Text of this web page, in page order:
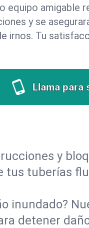
equipo amigable
y se
irnos. Tu
Llama para
y
tus tuberías
inundado?
detener